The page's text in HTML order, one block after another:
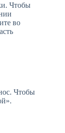
Чтобы
во
Чтобы